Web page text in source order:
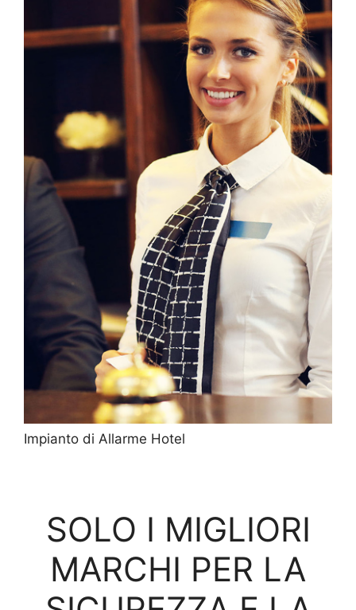
Impianto di Allarme Hotel
SOLO I MIGLIORI
MARCHI PER LA